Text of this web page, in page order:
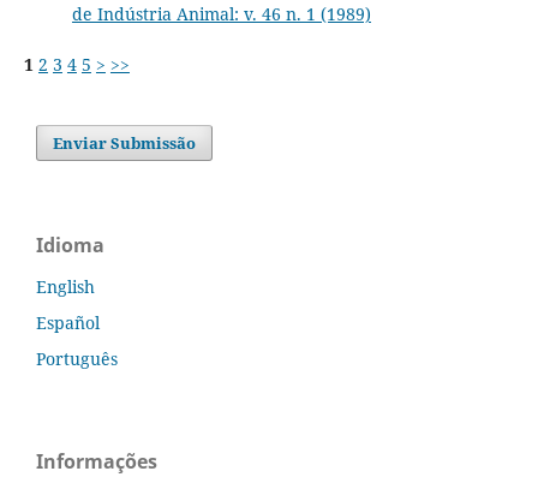
de Indústria Animal: v. 46 n. 1 (1989)
1 2 3 4 5 > >>
Enviar Submissão
Idioma
English
Español
Português
Informações